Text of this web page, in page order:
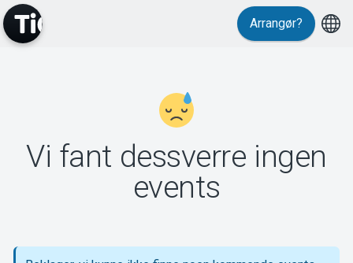
Support
Arrangør?
Vi fant dessverre ingen
events